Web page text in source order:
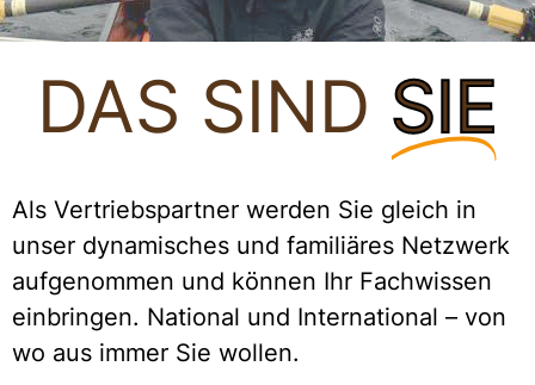
DAS SIND SIE
Als Vertriebspartner werden Sie gleich in
unser dynamisches und familiäres Netzwerk
aufgenommen und können Ihr Fachwissen
einbringen. National und International – von
wo aus immer Sie wollen.